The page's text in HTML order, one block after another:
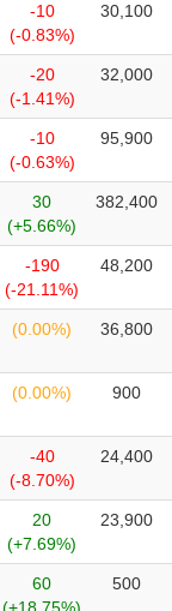
-10
(-0.83%)
30,100
-20
(-1.41%)
32,000
-10
(-0.63%)
95,900
30
(+5.66%)
382,400
-190
(-21.11%)
48,200
(0.00%) 36,800
(0.00%) 900
-40
(-8.70%)
24,400
20
(+7.69%)
23,900
60
500